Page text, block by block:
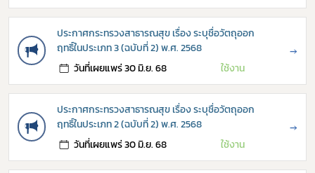
ประกาศกระทรวงสาธารณสุข เรื่อง ระบุชื่อวัตถุออก
ฤทธิ์ในประเภท 3 (ฉบับที่ 2) พ.ศ. 2568
วันที่เผยแพร่ 30 มิ.ย. 68
ใช้งาน
→
ประกาศกระทรวงสาธารณสุข เรื่อง ระบุชื่อวัตถุออก
ฤทธิ์ในประเภท 2 (ฉบับที่ 2) พ.ศ. 2568
วันที่เผยแพร่ 30 มิ.ย. 68
ใช้งาน
→